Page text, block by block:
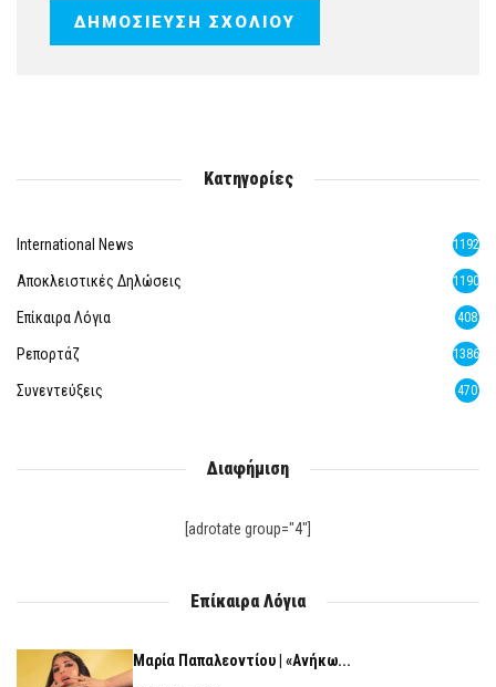
Κατηγορίες
International News 1192
Αποκλειστικές Δηλώσεις 1190
Επίκαιρα Λόγια 408
Ρεπορτάζ 1386
Συνεντεύξεις 470
Διαφήμιση
[adrotate group="4"]
Επίκαιρα Λόγια
Μαρία Παπαλεοντίου | «Ανήκω...